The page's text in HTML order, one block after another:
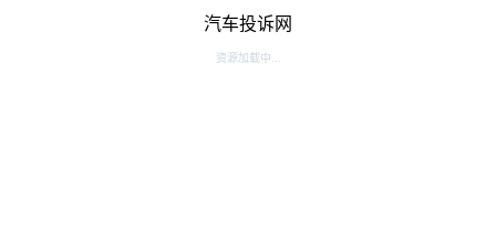
汽车投诉网
资源加载中...